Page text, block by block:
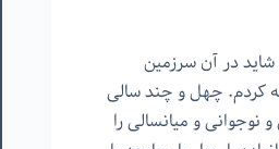
شاید در آن سرزمین
کردم. چهل و چند سالی
نوجوانی و میانسالی را